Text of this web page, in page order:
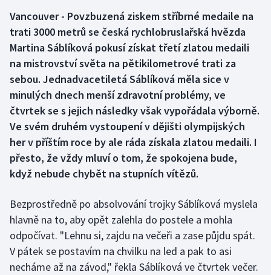
Box
Curling
Dostihy
Florbal
Futsal
Golf
Gymnastika
Házená
Jezdectví
Vancouver - Povzbuzená ziskem stříbrné medaile na
trati 3000 metrů se česká rychlobruslařská hvězda
Martina Sáblíková pokusí získat třetí zlatou medaili
na mistrovství světa na pětikilometrové trati za
sebou. Jednadvacetiletá Sáblíková měla sice v
minulých dnech menší zdravotní problémy, ve
čtvrtek se s jejich následky však vypořádala výborně.
Ve svém druhém vystoupení v dějišti olympijských
her v příštím roce by ale ráda získala zlatou medaili. I
přesto, že vždy mluví o tom, že spokojena bude,
když nebude chybět na stupních vítězů.
Bezprostředně po absolvování trojky Sáblíková myslela
hlavně na to, aby opět zalehla do postele a mohla
odpočívat. "Lehnu si, zajdu na večeři a zase půjdu spát.
V pátek se postavím na chvilku na led a pak to asi
necháme až na závod," řekla Sáblíková ve čtvrtek večer.